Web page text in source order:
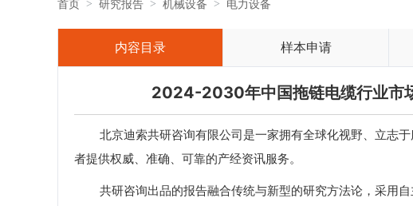
首页 研究报告 机械设备 电力设备
内容目录 样本申请
2024-2030年中国拖链电缆行业市
北京迪索共研咨询有限公司是一家拥有全球化视野、立志于
者提供权威、准确、可靠的产经资讯服务。
共研咨询出品的报告融合传统与新型的研究方法论，采用自